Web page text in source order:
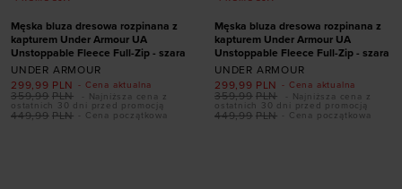
Męska bluza dresowa rozpinana z
kapturem Under Armour UA
Unstoppable Fleece Full-Zip - szara
UNDER ARMOUR
- Cena aktualna
299,99 PLN
- Cena początkowa
449,99 PLN
359,99 PLN
- Najniższa cena z
ostatnich 30 dni przed promocją
Męska bluza dresowa rozpinana z
kapturem Under Armour UA
Unstoppable Fleece Full-Zip - szara
UNDER ARMOUR
- Cena aktualna
299,99 PLN
- Cena początkowa
449,99 PLN
359,99 PLN
- Najniższa cena z
ostatnich 30 dni przed promocją